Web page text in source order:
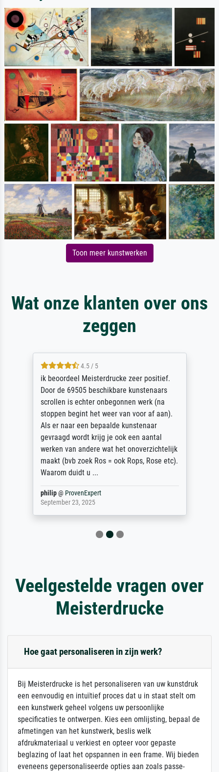
Toon meer kunstwerken
Wat onze klanten over ons
zeggen
4.5 / 5
ik beoordeel Meisterdrucke zeer positief.
Door de 69505 beschikbare kunstenaars
scrollen is echter onbegonnen werk (na
stoppen begint het weer van voor af aan).
Als er naar een bepaalde kunstenaar
gevraagd wordt krijg je ook een aantal
werken van andere wat het onoverzichtelijk
maakt (bvb zoek Ros = ook Rops, Rose etc).
Waarom duidt u ...
philip@ ProvenExpert
September 23, 2025
Veelgestelde vragen over
Meisterdrucke
Hoe gaat personaliseren in zijn werk?
Bij Meisterdrucke is het personaliseren van uw kunstdruk
een eenvoudig en intuïtief proces dat u in staat stelt om
een kunstwerk geheel volgens uw persoonlijke
specificaties te ontwerpen. Kies een omlijsting, bepaal de
afmetingen van het kunstwerk, beslis welk
afdrukmateriaal u verkiest en opteer voor gepaste
beglazing of laat het opspannen in een frame. Wij bieden
eveneens gepersonaliseerde opties aan zoals passe-